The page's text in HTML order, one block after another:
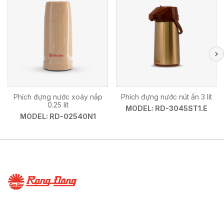
Phích đựng nước xoáy nắp
0.25 lít
MODEL: RD-02540N1
Phích đựng nước nút ấn 3 lít
MODEL: RD-3045ST1.E